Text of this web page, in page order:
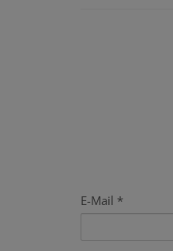
E-Mail